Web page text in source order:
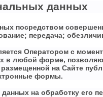
данных
посредством
передача;
Оператором с
любой форме,
на Сайте
формы.
на обработку его